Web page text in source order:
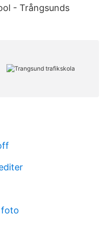
- Trångsunds
foto